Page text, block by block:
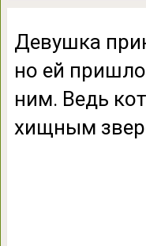
Девушка
но ей
ним. Ведь
хищным